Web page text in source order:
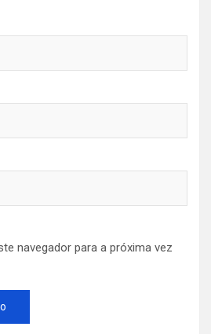
navegador para a próxima vez